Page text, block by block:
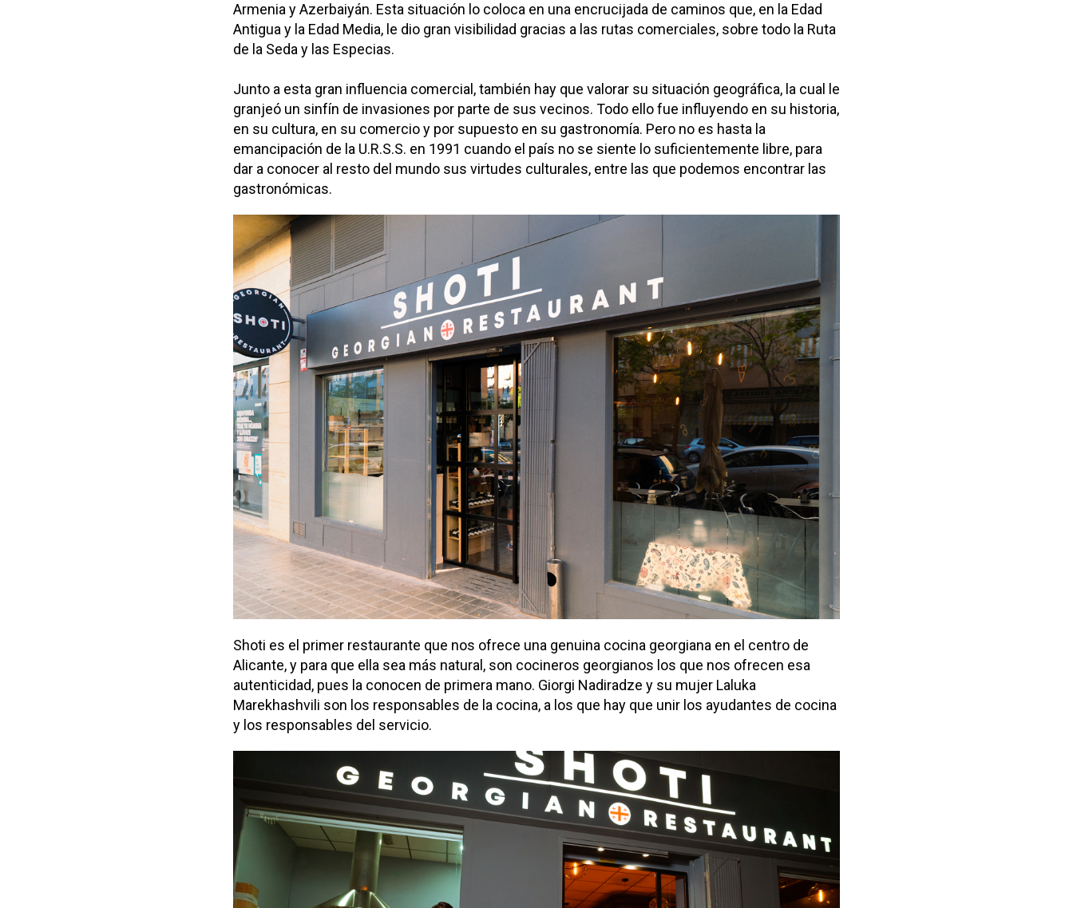
Armenia y Azerbaiyán. Esta situación lo coloca en una encrucijada de caminos que, en la Edad
Antigua y la Edad Media, le dio gran visibilidad gracias a las rutas comerciales, sobre todo la Ruta
de la Seda y las Especias.
Junto a esta gran influencia comercial, también hay que valorar su situación geográfica, la cual le
granjeó un sinfín de invasiones por parte de sus vecinos. Todo ello fue influyendo en su historia,
en su cultura, en su comercio y por supuesto en su gastronomía. Pero no es hasta la
emancipación de la U.R.S.S. en 1991 cuando el país no se siente lo suficientemente libre, para
dar a conocer al resto del mundo sus virtudes culturales, entre las que podemos encontrar las
gastronómicas.
Shoti es el primer restaurante que nos ofrece una genuina cocina georgiana en el centro de
Alicante, y para que ella sea más natural, son cocineros georgianos los que nos ofrecen esa
autenticidad, pues la conocen de primera mano. Giorgi Nadiradze y su mujer Laluka
Marekhashvili son los responsables de la cocina, a los que hay que unir los ayudantes de cocina
y los responsables del servicio.